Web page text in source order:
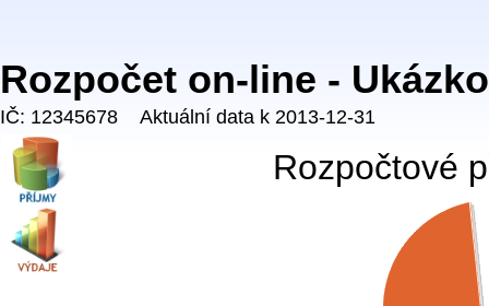
Rozpočet on-line -
IČ: 12345678 Aktuální data k 2013-12-31
Rozpočtové